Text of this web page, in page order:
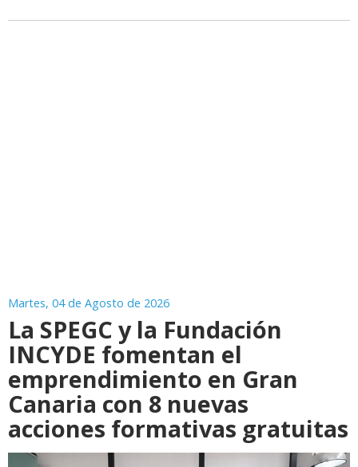
Martes, 04 de Agosto de 2026
La SPEGC y la Fundación
INCYDE fomentan el
emprendimiento en Gran
Canaria con 8 nuevas
acciones formativas gratuitas